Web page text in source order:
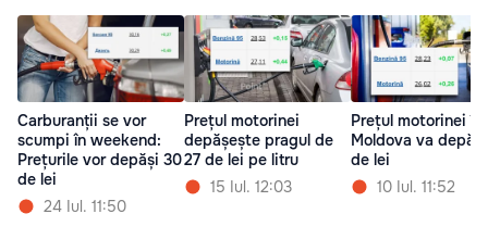
Carburanții se vor
scumpi în weekend:
Prețurile vor depăși 30
de lei
24 Iul. 11:50
Prețul motorinei
depășește pragul de
27 de lei pe litru
15 Iul. 12:03
Prețul motorinei în
Moldova va
de lei
10 Iul. 11:52